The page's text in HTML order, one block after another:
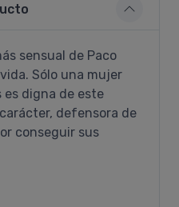
sensual de Paco
Sólo una mujer
digna de este
defensora de
conseguir sus